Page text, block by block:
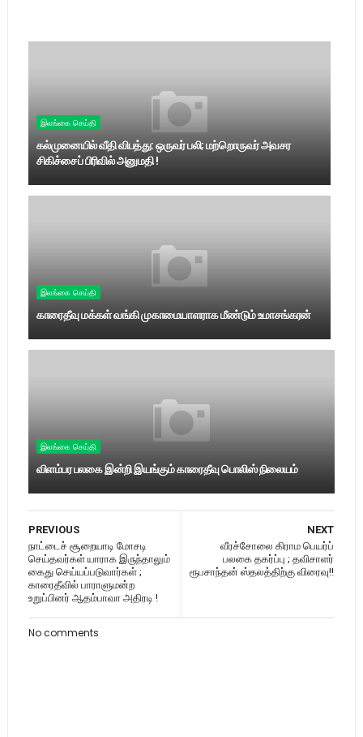
இலங்கை செய்தி
கல்முனையில் வீதி விபத்து: ஒருவர் பலி; மற்றொருவர் அவசர
சிகிச்சைப் பிரிவில் அனுமதி !
இலங்கை செய்தி
காரைதீவு மக்கள் வங்கி முகாமையாளராக மீண்டும் உமாசங்கரன்
இலங்கை செய்தி
விளம்பர பலகை இன்றி இயங்கும் காரைதீவு பொலிஸ் நிலையம்
NEXT
வீரச்சோலை கிராம பெயர்ப்
பலகை தகர்ப்பு ; தவிசாளர்
ரூபசாந்தன் ஸ்தலத்திற்கு விரைவு!!
PREVIOUS
நாட்டைச் சூறையாடி மோசடி
செய்தவர்கள் யாராக இருந்தாலும்
கைது செய்யப்படுவார்கள் ;
காரைதீவில் பாராளுமன்ற
உறுப்பினர் ஆதம்பாவா அதிரடி !
No comments